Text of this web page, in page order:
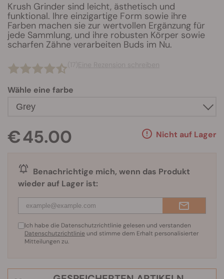
Krush Grinder sind leicht, ästhetisch und
funktional. Ihre einzigartige Form sowie ihre
Farben machen sie zur wertvollen Ergänzung für
jede Sammlung, und ihre robusten Körper sowie
scharfen Zähne verarbeiten Buds im Nu.
Wähle eine farbe
€ 45.00 Nicht auf Lager
Benachrichtige mich, wenn das Produkt
wieder auf Lager ist:
Ich habe die Datenschutzrichtlinie gelesen und verstanden
Datenschutzrichtlinie und stimme dem Erhalt personalisierter
Mitteilungen zu.